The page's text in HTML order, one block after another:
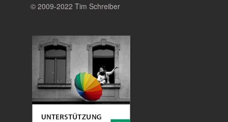
© 2009-2022 Tim Schreiber